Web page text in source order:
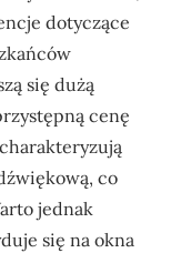
dotyczące
się dużą
cenę
co
jednak
się na okna